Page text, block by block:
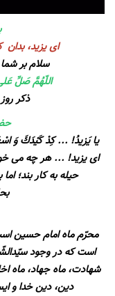
ای یزید، بدان
سلام‌ بر
اللّهُمَّ صَلِّ
ذکر
یا یَزیدُ! ... کِدْ كَيْدَكَ وَ
ای یزید! ... هر چه می‌
حیله به کار بند؛
محرّم ماه امام حسین
است که در وجود
شهادت، ماه جهاد، ماه
دین، دین خدا و